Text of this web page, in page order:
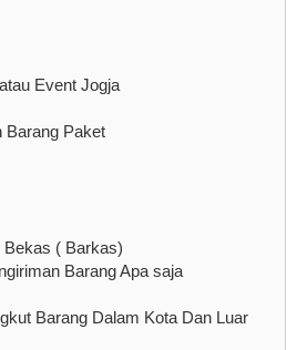
Event Jogja
Barang Paket
Bekas ( Barkas)
Barang Apa saja
Barang Dalam Kota Dan Luar